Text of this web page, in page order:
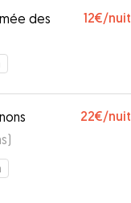
very evident
during the
a big like from us
them again !
des
12€/nuit
22€/nuit
)